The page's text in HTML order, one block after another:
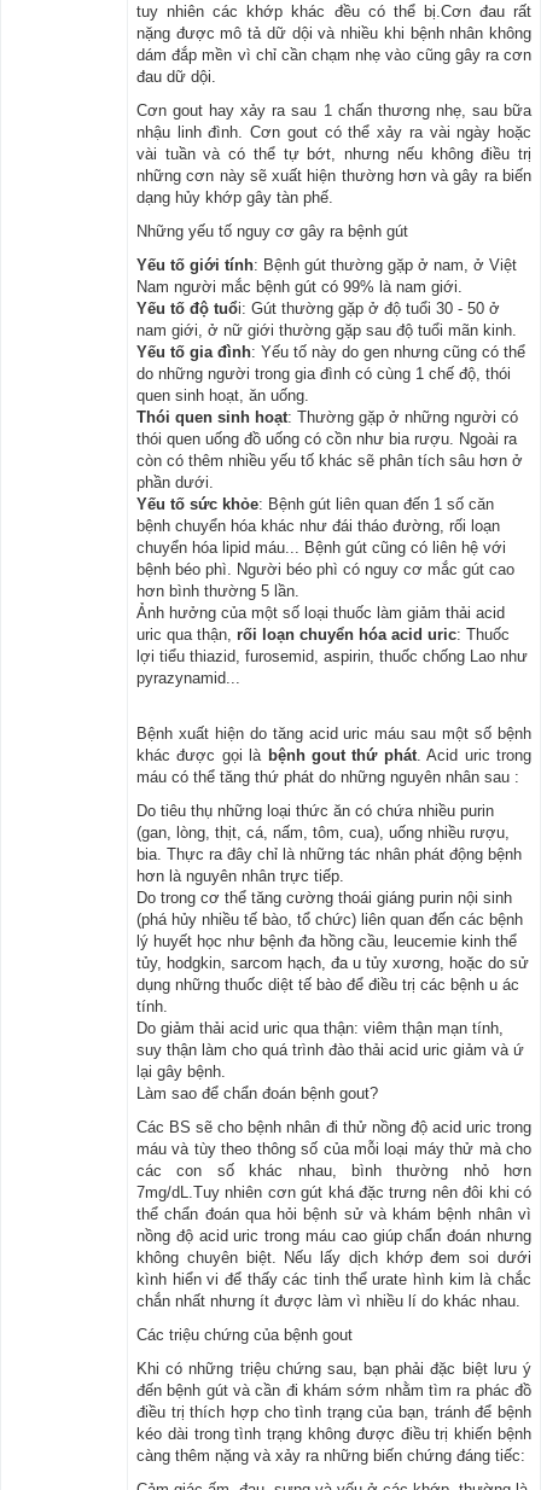
tuy nhiên các khớp khác đều có thể bị.Cơn đau rất
nặng được mô tả dữ dội và nhiều khi bệnh nhân không
dám đắp mền vì chỉ cần chạm nhẹ vào cũng gây ra cơn
đau dữ dội.
Cơn gout hay xảy ra sau 1 chấn thương nhẹ, sau bữa
nhậu linh đình. Cơn gout có thể xảy ra vài ngày hoặc
vài tuần và có thể tự bớt, nhưng nếu không điều trị
những cơn này sẽ xuất hiện thường hơn và gây ra biến
dạng hủy khớp gây tàn phế.
Những yếu tố nguy cơ gây ra bệnh gút
Yếu tố giới tính: Bệnh gút thường gặp ở nam, ở Việt
Nam người mắc bệnh gút có 99% là nam giới.
Yếu tố độ tuổi: Gút thường gặp ở độ tuổi 30 - 50 ở
nam giới, ở nữ giới thường gặp sau độ tuổi mãn kinh.
Yếu tố gia đình: Yếu tố này do gen nhưng cũng có thể
do những người trong gia đình có cùng 1 chế độ, thói
quen sinh hoạt, ăn uống.
Thói quen sinh hoạt: Thường gặp ở những người có
thói quen uống đồ uống có cồn như bia rượu. Ngoài ra
còn có thêm nhiều yếu tố khác sẽ phân tích sâu hơn ở
phần dưới.
Yếu tố sức khỏe: Bệnh gút liên quan đến 1 số căn
bệnh chuyển hóa khác như đái tháo đường, rối loạn
chuyển hóa lipid máu... Bệnh gút cũng có liên hệ với
bệnh béo phì. Người béo phì có nguy cơ mắc gút cao
hơn bình thường 5 lần.
Ảnh hưởng của một số loại thuốc làm giảm thải acid
uric qua thận, rối loạn chuyển hóa acid uric: Thuốc
lợi tiểu thiazid, furosemid, aspirin, thuốc chống Lao như
pyrazynamid...
Bệnh xuất hiện do tăng acid uric máu sau một số bệnh
khác được gọi là bệnh gout thứ phát. Acid uric trong
máu có thể tăng thứ phát do những nguyên nhân sau :
Do tiêu thụ những loại thức ăn có chứa nhiều purin
(gan, lòng, thịt, cá, nấm, tôm, cua), uống nhiều rượu,
bia. Thực ra đây chỉ là những tác nhân phát động bệnh
hơn là nguyên nhân trực tiếp.
Do trong cơ thể tăng cường thoái giáng purin nội sinh
(phá hủy nhiều tế bào, tổ chức) liên quan đến các bệnh
lý huyết học như bệnh đa hồng cầu, leucemie kinh thể
tủy, hodgkin, sarcom hạch, đa u tủy xương, hoặc do sử
dụng những thuốc diệt tế bào để điều trị các bệnh u ác
tính.
Do giảm thải acid uric qua thận: viêm thận mạn tính,
suy thận làm cho quá trình đào thải acid uric giảm và ứ
lại gây bệnh.
Làm sao để chẩn đoán bệnh gout?
Các BS sẽ cho bệnh nhân đi thử nồng độ acid uric trong
máu và tùy theo thông số của mỗi loại máy thử mà cho
các con số khác nhau, bình thường nhỏ hơn
7mg/dL.Tuy nhiên cơn gút khá đặc trưng nên đôi khi có
thể chẩn đoán qua hỏi bệnh sử và khám bệnh nhân vì
nồng độ acid uric trong máu cao giúp chẩn đoán nhưng
không chuyên biệt. Nếu lấy dịch khớp đem soi dưới
kình hiển vi để thấy các tinh thể urate hình kim là chắc
chắn nhất nhưng ít được làm vì nhiều lí do khác nhau.
Các triệu chứng của bệnh gout
Khi có những triệu chứng sau, bạn phải đặc biệt lưu ý
đến bệnh gút và cần đi khám sớm nhằm tìm ra phác đồ
điều trị thích hợp cho tình trạng của bạn, tránh để bệnh
kéo dài trong tình trạng không được điều trị khiến bệnh
càng thêm nặng và xảy ra những biến chứng đáng tiếc: